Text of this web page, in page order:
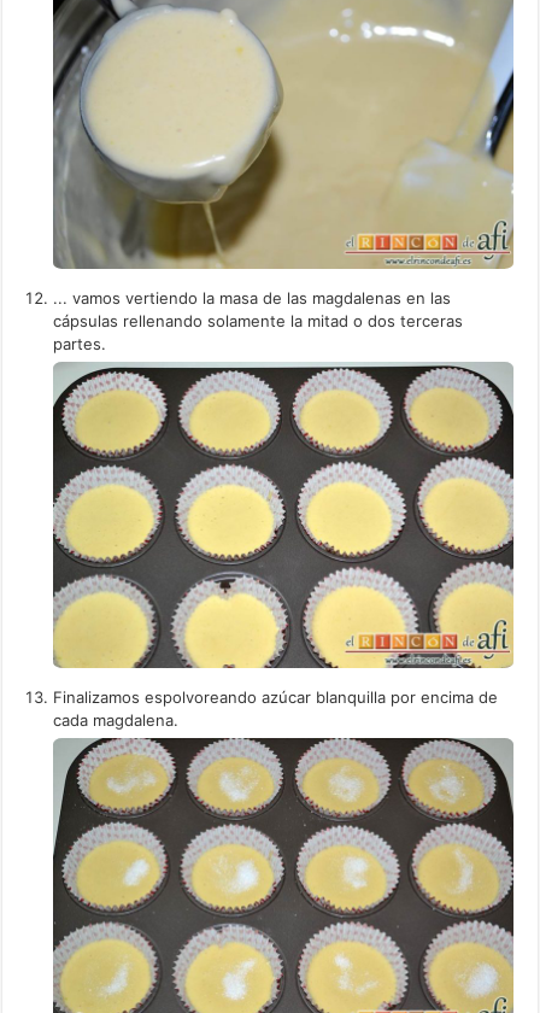
... vamos vertiendo la masa de las magdalenas en las
cápsulas rellenando solamente la mitad o dos terceras
partes.
Finalizamos espolvoreando azúcar blanquilla por encima de
cada magdalena.